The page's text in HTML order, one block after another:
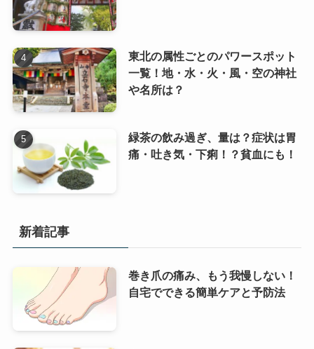
東北の属性ごとのパワースポット
一覧！地・水・火・風・空の神社
や名所は？
緑茶の飲み過ぎ、量は？症状は胃
痛・吐き気・下痢！？貧血にも！
新着記事
巻き爪の痛み、もう我慢しない！
自宅でできる簡単ケアと予防法